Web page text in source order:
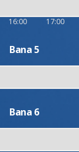
16:00 17:00
Bana 5
Bana 6